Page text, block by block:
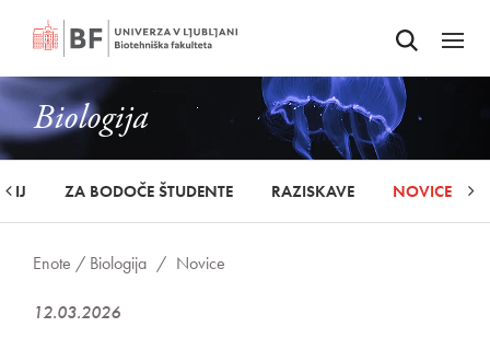
Odpri iskalnik
Odpri
Biologija
ZA BODOČE ŠTUDENTE RAZISKAVE NOVICE
Enote / Biologija / Novice
12.03.2026